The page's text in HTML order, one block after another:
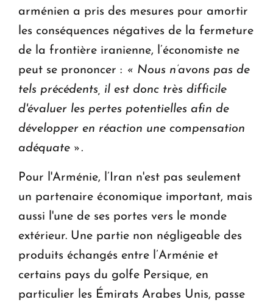
arménien a pris des mesures pour amortir
les conséquences négatives de la fermeture
de la frontière iranienne, l’économiste ne
peut se prononcer : « Nous n’avons pas de
tels précédents, il est donc très difficile
d'évaluer les pertes potentielles afin de
développer en réaction une compensation
adéquate ».
Pour l'Arménie, l’Iran n'est pas seulement
un partenaire économique important, mais
aussi l'une de ses portes vers le monde
extérieur. Une partie non négligeable des
produits échangés entre l’Arménie et
certains pays du golfe Persique, en
particulier les Émirats Arabes Unis, passe